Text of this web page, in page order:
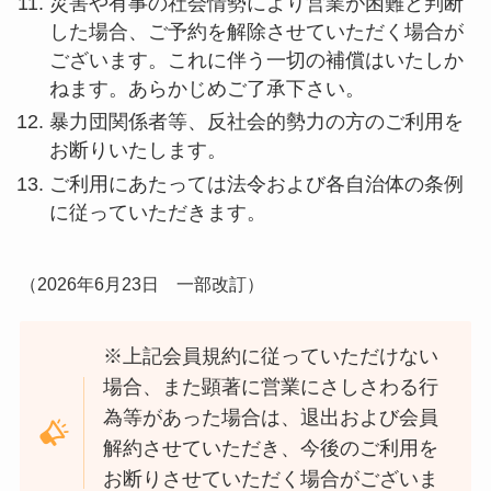
した場合、ご予約を解除させていただく場合が
ございます。これに伴う一切の補償はいたしか
ねます。あらかじめご了承下さい。
暴力団関係者等、反社会的勢力の方のご利用を
お断りいたします。
ご利用にあたっては法令および各自治体の条例
に従っていただきます。
（2026年6月23日 一部改訂）
※上記会員規約に従っていただけない
場合、また顕著に営業にさしさわる行
為等があった場合は、退出および会員
解約させていただき、今後のご利用を
お断りさせていただく場合がございま